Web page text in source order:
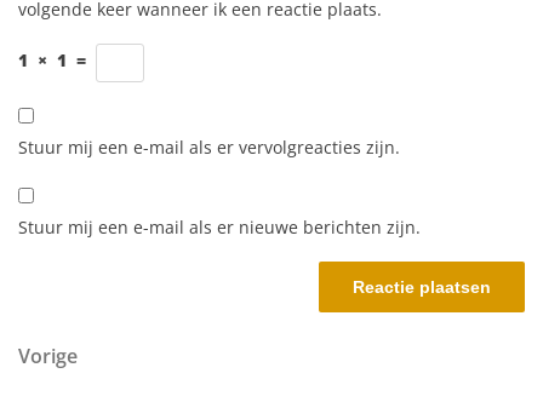
volgende keer wanneer ik een reactie plaats.
1 × 1 =
Stuur mij een e-mail als er vervolgreacties zijn.
Stuur mij een e-mail als er nieuwe berichten zijn.
Berichtnavigatie
Vorig bericht
Vorige